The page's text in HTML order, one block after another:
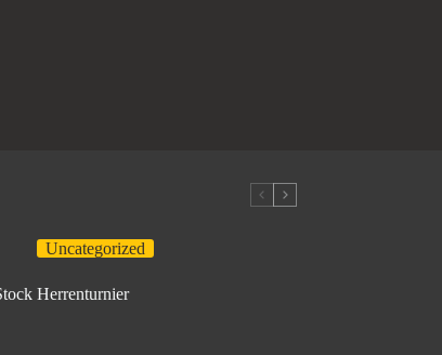
Uncategorized
Herrenturnier